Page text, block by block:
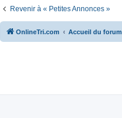
u
Revenir à « Petites Annonces »
OnlineTri.com Accueil du forum